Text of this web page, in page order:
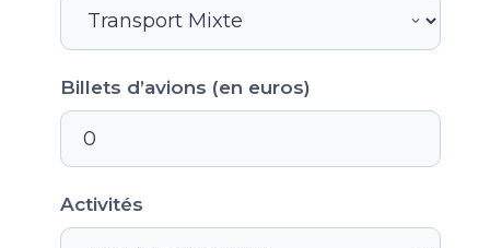
Billets d’avions (en euros)
Activités